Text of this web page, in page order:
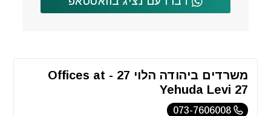
משרדים ביהודה הלוי 27 - Offices at
Yehuda Levi 27
073-7606008